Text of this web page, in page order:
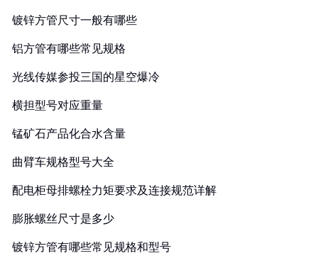
镀锌方管尺寸一般有哪些
铝方管有哪些常见规格
光线传媒参投三国的星空爆冷
横担型号对应重量
锰矿石产品化合水含量
曲臂车规格型号大全
配电柜母排螺栓力矩要求及连接规范详解
膨胀螺丝尺寸是多少
镀锌方管有哪些常见规格和型号